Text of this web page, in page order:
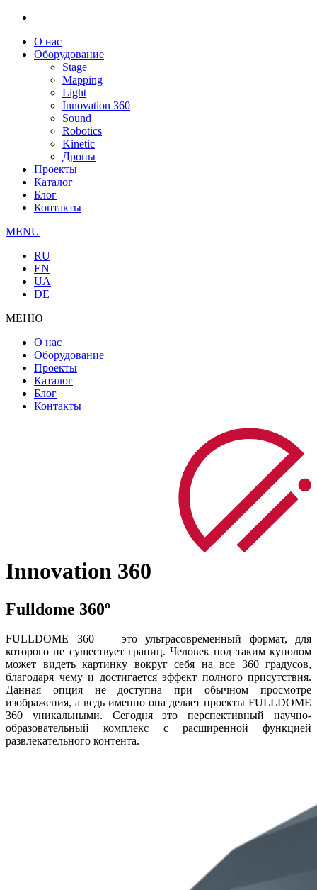
О нас
Оборудование
Stage
Mapping
Light
Innovation 360
Sound
Robotics
Kinetic
Дроны
Проекты
Каталог
Блог
Контакты
MENU
RU
EN
UA
DE
МЕНЮ
О нас
Оборудование
Проекты
Каталог
Блог
Контакты
Innovation 360
Fulldome 360º
FULLDOME 360 — это ультрасовременный формат, для
которого не существует границ. Человек под таким куполом
может видеть картинку вокруг себя на все 360 градусов,
благодаря чему и достигается эффект полного присутствия.
Данная опция не доступна при обычном просмотре
изображения, а ведь именно она делает проекты FULLDOME
360 уникальными. Сегодня это перспективный научно-
образовательный комплекс с расширенной функцией
развлекательного контента.